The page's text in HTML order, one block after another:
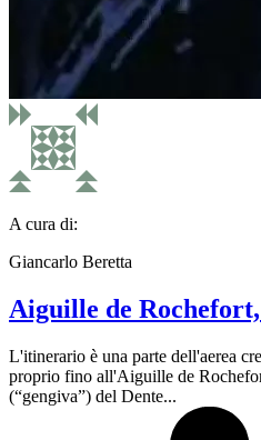
A cura di:
Giancarlo Beretta
Aiguille de
L'itinerario è una parte dell'aerea
proprio fino all'Aiguille de
(“gengiva”) del Dente...